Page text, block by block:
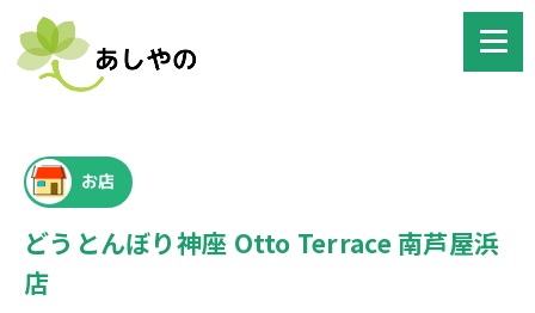
お店
どうとんぼり神座 Otto Terrace 南芦屋浜
店